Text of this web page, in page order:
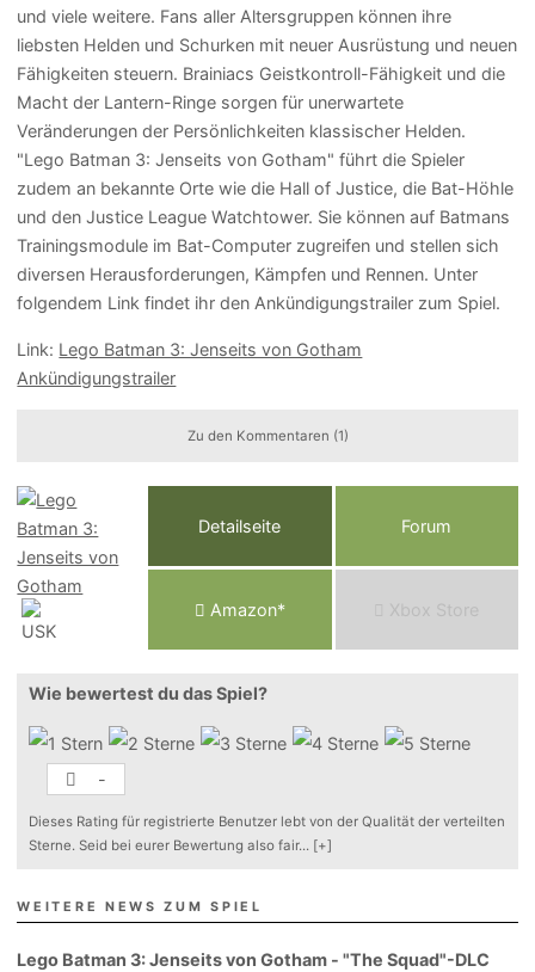
und viele weitere. Fans aller Altersgruppen können ihre
liebsten Helden und Schurken mit neuer Ausrüstung und neuen
Fähigkeiten steuern. Brainiacs Geistkontroll-Fähigkeit und die
Macht der Lantern-Ringe sorgen für unerwartete
Veränderungen der Persönlichkeiten klassischer Helden.
"Lego Batman 3: Jenseits von Gotham" führt die Spieler
zudem an bekannte Orte wie die Hall of Justice, die Bat-Höhle
und den Justice League Watchtower. Sie können auf Batmans
Trainingsmodule im Bat-Computer zugreifen und stellen sich
diversen Herausforderungen, Kämpfen und Rennen. Unter
folgendem Link findet ihr den Ankündigungstrailer zum Spiel.
Link: Lego Batman 3: Jenseits von Gotham
Ankündigungstrailer
Zu den Kommentaren (1)
Detailseite Forum
Amazon* Xbox Store
Wie bewertest du das Spiel?
-
Dieses Rating für registrierte Benutzer lebt von der Qualität der verteilten
Sterne. Seid bei eurer Bewertung also fair... [+]
WEITERE NEWS ZUM SPIEL
Lego Batman 3: Jenseits von Gotham - "The Squad"-DLC